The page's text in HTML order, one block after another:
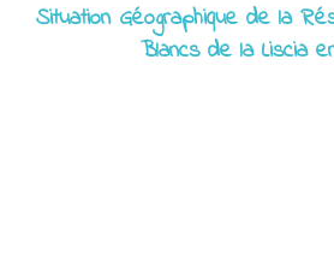
Situation Géographique de la
Blancs de la Liscia